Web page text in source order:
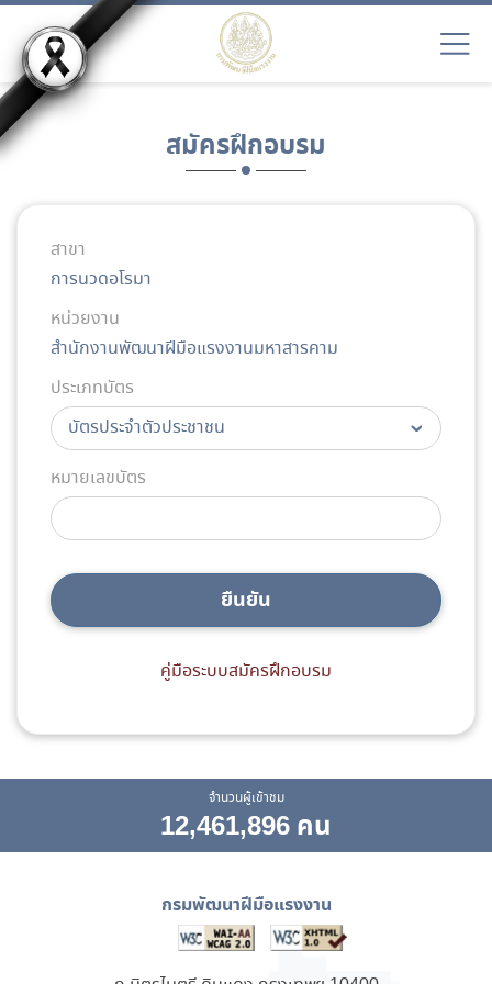
สมัครฝึกอบรม
สาขา
การนวดอโรมา
หน่วยงาน
สำนักงานพัฒนาฝีมือแรงงานมหาสารคาม
ประเภทบัตร
หมายเลขบัตร
ยืนยัน
คู่มือระบบสมัครฝึกอบรม
จำนวนผู้เข้าชม
12,461,896 คน
กรมพัฒนาฝีมือแรงงาน